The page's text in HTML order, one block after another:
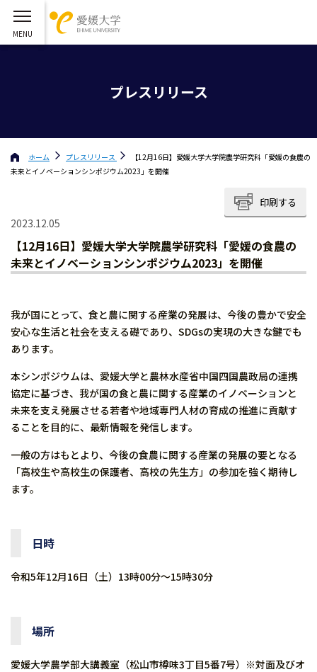
プレスリリース
ホーム プレスリリース
【12月16日】愛媛大学大学院農学研究科「愛媛の食農の
未来とイノベーションシンポジウム2023」を開催
印刷する
2023.12.05
【12月16日】愛媛大学大学院農学研究科「愛媛の食農の
未来とイノベーションシンポジウム2023」を開催
我が国にとって、食と農に関する産業の発展は、今後の豊かで安全
安心な生活と社会を支える礎であり、SDGsの実現の大きな鍵でも
あります。
本シンポジウムは、愛媛大学と農林水産省中国四国農政局の連携
協定に基づき、我が国の食と農に関する産業のイノベーションと
未来を支え発展させる若者や地域専門人材の育成の推進に貢献す
ることを目的に、最新情報を発信します。
一般の方はもとより、今後の食農に関する産業の発展の要となる
「高校生や高校生の保護者、高校の先生方」の参加を強く期待し
ます。
日時
令和5年12月16日（土）13時00分～15時30分
場所
愛媛大学農学部大講義室（松山市樽味3丁目5番7号）※対面及びオ